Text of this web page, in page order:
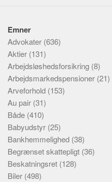
Emner
Advokater (636)
Aktier (131)
Arbejdsløshedsforsikring (8)
Arbejdsmarkedspensioner (21)
Arveforhold (153)
Au pair (31)
Både (410)
Babyudstyr (25)
Bankhemmelighed (38)
Begrænset skattepligt (36)
Beskatningsret (128)
Biler (498)